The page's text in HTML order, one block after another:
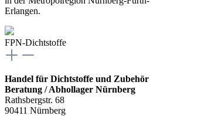
Erlangen.
FPN-Dichtstoffe
Handel für Dichtstoffe und Zubehör
Beratung / Abhollager Nürnberg
Rathsbergstr. 68
90411 Nürnberg